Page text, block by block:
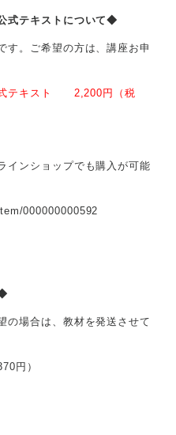
式テキストについて◆
す。ご希望の方は、講座お申
式テキスト 2,200円（税
インショップでも購入が可能
000000000592
の場合は、教材を発送させて
円）